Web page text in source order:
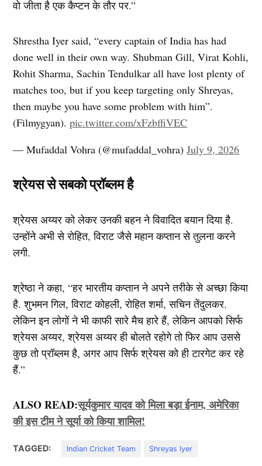
वो जीता है एक कैप्टन के तौर पर.”
Shrestha Iyer said, “every captain of India has had
done well in their own way. Shubman Gill, Virat Kohli,
Rohit Sharma, Sachin Tendulkar all have lost plenty of
matches too, but if you keep targeting only Shreyas,
then maybe you have some problem with him”.
(Filmygyan).pic.twitter.com/xFzbffiVEC
— Mufaddal Vohra (@mufaddal_vohra)July 9, 2026
श्रेयस से सबको प्रॉब्लम है
श्रेयस अय्यर को लेकर उनकी बहन ने विवादित बयान दिया है.
उन्होंने अभी से रोहित, विराट जैसे महान कप्तान से तुलना करने
लगी.
श्रेष्ठा ने कहा, “हर भारतीय कप्तान ने अपने तरीके से अच्छा किया
है. शुभमन गिल, विराट कोहली, रोहित शर्मा, सचिन तेंदुलकर.
लेकिन इन लोगों ने भी काफी सारे मैच हारे हैं, लेकिन आपको सिर्फ
श्रेयस अय्यर, श्रेयस अय्यर ही बोलते रहोगे तो फिर आप उससे
कुछ तो प्रॉब्लम है, अगर आप सिर्फ श्रेयस को ही टारगेट कर रहे
हैं.”
ALSO READ:सूर्यकुमार यादव को मिला बड़ा ईनाम, अमेरिका
की इस टीम ने सूर्या को किया शामिल!
TAGGED: Indian Cricket Team Shreyas Iyer